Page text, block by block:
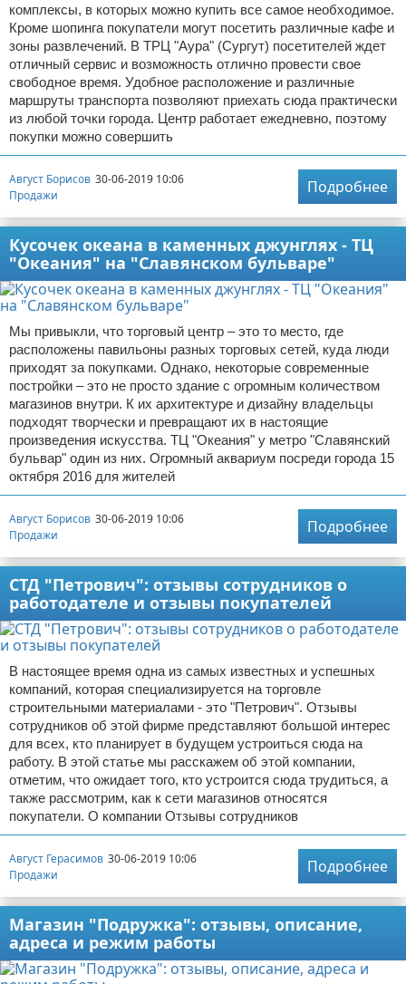
комплексы, в которых можно купить все самое необходимое.
Кроме шопинга покупатели могут посетить различные кафе и
зоны развлечений. В ТРЦ "Аура" (Сургут) посетителей ждет
отличный сервис и возможность отлично провести свое
свободное время. Удобное расположение и различные
маршруты транспорта позволяют приехать сюда практически
из любой точки города. Центр работает ежедневно, поэтому
покупки можно совершить
Август Борисов 30-06-2019 10:06
Продажи
Подробнее
Кусочек океана в каменных джунглях - ТЦ
"Океания" на "Славянском бульваре"
Мы привыкли, что торговый центр – это то место, где
расположены павильоны разных торговых сетей, куда люди
приходят за покупками. Однако, некоторые современные
постройки – это не просто здание с огромным количеством
магазинов внутри. К их архитектуре и дизайну владельцы
подходят творчески и превращают их в настоящие
произведения искусства. ТЦ "Океания" у метро "Славянский
бульвар" один из них. Огромный аквариум посреди города 15
октября 2016 для жителей
Август Борисов 30-06-2019 10:06
Продажи
Подробнее
СТД "Петрович": отзывы сотрудников о
работодателе и отзывы покупателей
В настоящее время одна из самых известных и успешных
компаний, которая специализируется на торговле
строительными материалами - это "Петрович". Отзывы
сотрудников об этой фирме представляют большой интерес
для всех, кто планирует в будущем устроиться сюда на
работу. В этой статье мы расскажем об этой компании,
отметим, что ожидает того, кто устроится сюда трудиться, а
также рассмотрим, как к сети магазинов относятся
покупатели. О компании Отзывы сотрудников
Август Герасимов 30-06-2019 10:06
Продажи
Подробнее
Магазин "Подружка": отзывы, описание,
адреса и режим работы